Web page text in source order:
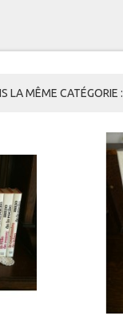
LA MÊME CATÉGORIE :